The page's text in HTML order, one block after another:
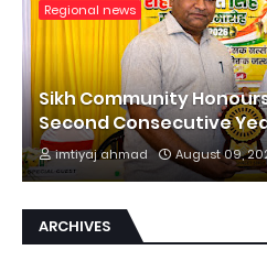
Regional news
Sikh Community
Second Consecutive
imtiyaj ahmad August 09,
ARCHIVES